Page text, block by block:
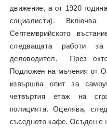
движение, а от 1920
социалисти).
Септемврийското
следващата работи
деловодител. През
Подложен на мъчения от
извършва опит за
четвъртия етаж на
полицията. Оцелява,
съседното кафе. Осъден е